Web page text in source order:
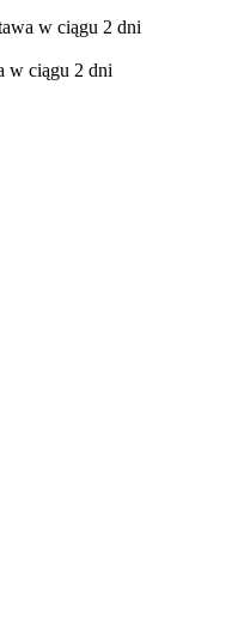
w ciągu 2 dni
w ciągu 2 dni